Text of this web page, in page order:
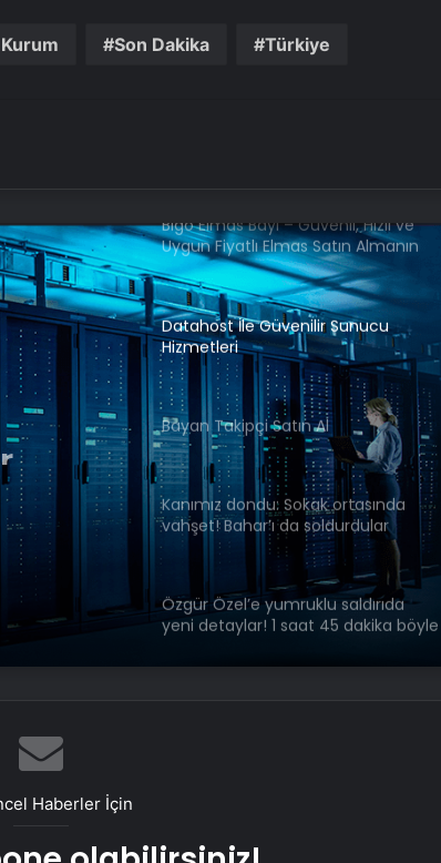
Son Dakika Türkiye
İnönü Halı Yıkama: Profesyonel ve
Güvenilir Hizmet Anlayışı
Bigo Elmas Bayi – Güvenli, Hızlı ve
Uygun Fiyatlı Elmas Satın Almanın
Yeni Adresi
Datahost İle Güvenilir Sunucu
Hizmetleri
Bayan Takipçi Satın Al
Kanımız dondu: Sokak ortasında
vahşet! Bahar’ı da soldurdular
Özgür Özel’e yumruklu saldırıda
yeni detaylar! 1 saat 45 dakika böyle
beklemiş
Haberler İçin